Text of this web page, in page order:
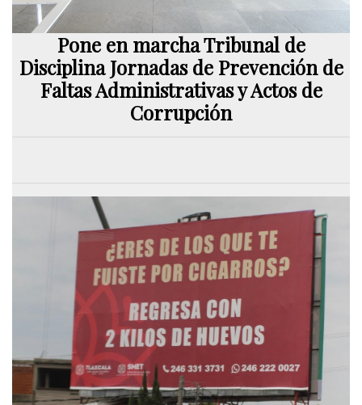
Pone en marcha Tribunal de
Disciplina Jornadas de Prevención de
Faltas Administrativas y Actos de
Corrupción